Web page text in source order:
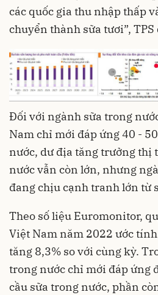
các quốc gia thu nhập thấp
chuyển thành sữa tươi”,
Đối với ngành sữa trong
Nam chỉ mới đáp ứng 40 -
nước, dư địa tăng trưởng thị
nước vẫn còn lớn, nhưng
đang chịu cạnh tranh lớn từ
Theo số liệu Euromonitor,
Việt Nam năm 2022 ước
tăng 8,3% so với cùng kỳ.
trong nước chỉ mới đáp ứng
cầu sữa trong nước, phần